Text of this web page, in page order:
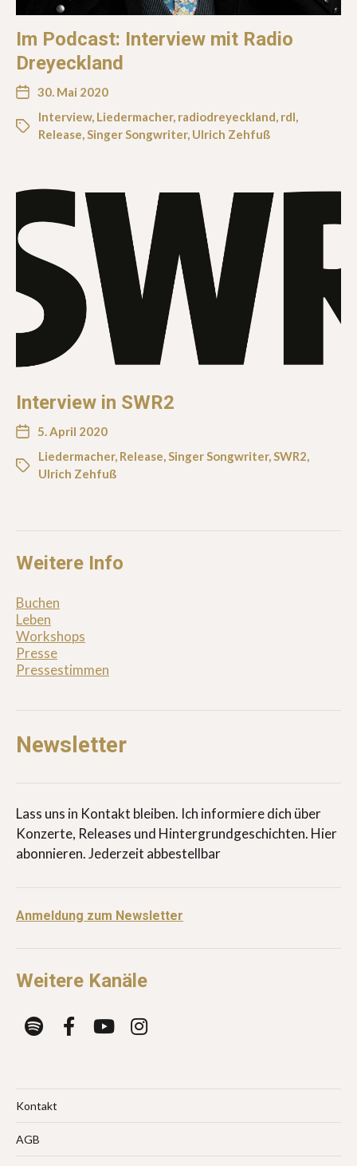
Im Podcast: Interview mit Radio
Dreyeckland
30. Mai 2020
Interview, Liedermacher, radiodreyeckland rdl
Release Singer Songwriter, Ulrich Zehfuß
Interview in SWR2
5. April 2020
Liedermacher, Release Singer Songwriter, SWR2
Ulrich Zehfuß
Weitere Info
Buchen
Leben
Workshops
Presse
Pressestimmen
Newsletter
Lass uns in Kontakt bleiben. Ich informiere dich über
Konzerte, Releases und Hintergrundgeschichten. Hier
abonnieren. Jederzeit abbestellbar
Anmeldung zum Newsletter
Weitere Kanäle
Kontakt
AGB